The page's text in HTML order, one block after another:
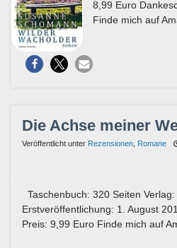
8,99 Euro
Finde mich auf
Die Achse meiner
Veröffentlicht unter Rezensionen Romane
Taschenbuch: 320 Seiten
Erstveröffentlichung: 1. August
Preis: 9,99 Euro Finde mich auf